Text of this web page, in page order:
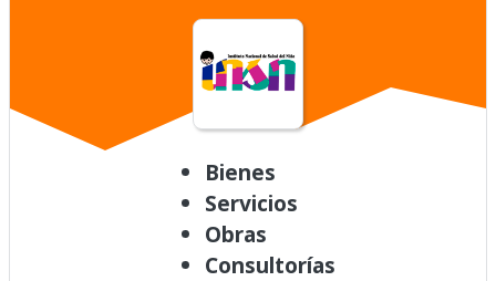
Bienes
Servicios
Obras
Consultorías